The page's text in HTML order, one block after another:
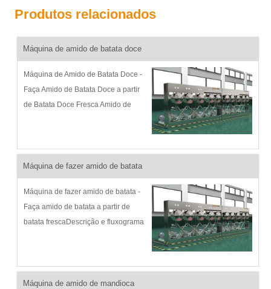
Produtos relacionados
Máquina de amido de batata doce
Máquina de Amido de Batata Doce -
Faça Amido de Batata Doce a partir
de Batata Doce Fresca Amido de
desenvolvendo continuamente
máquina de amido de batata...
Máquina de fazer amido de batata
Máquina de fazer amido de batata -
Faça amido de batata a partir de
batata frescaDescrição e fluxograma
continuamente máquina de fazer
amido de batata desde 1991 para
Máquina de amido de mandioca